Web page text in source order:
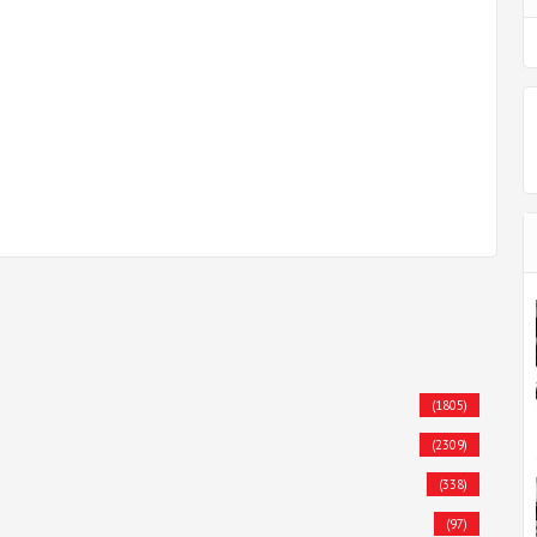
(1805)
(2309)
(338)
(97)